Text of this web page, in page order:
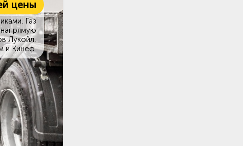
цены
Газ
напрямую
Лукойл,
и Кинеф.